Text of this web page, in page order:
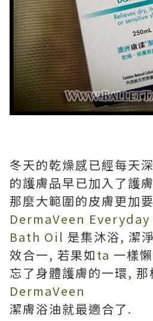
冬天的乾燥感已經每天
的護膚品早已加入了護
那麼大範圍的皮膚更加
DermaVeen
Bath Oil 是集沐浴, 潔淨
效合一, 若果如ta 一樣
忘了身體護膚的一環, 那
DermaVeen
潔膚浴油就最適合了.